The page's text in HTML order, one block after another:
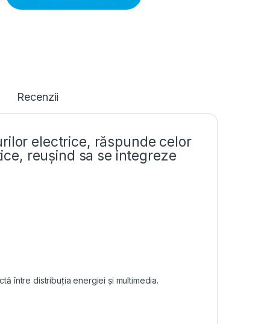
Recenzii
electrice, răspunde celor
reușind sa se integreze
între distribuția energiei și multimedia.